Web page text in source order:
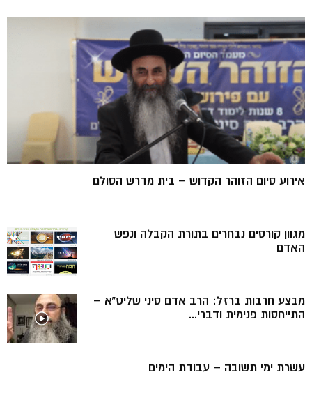
אירוע סיום הזוהר הקדוש – בית מדרש הסולם
מגוון קורסים נבחרים בתורת הקבלה ונפש
האדם
מבצע חרבות ברזל: הרב אדם סיני שליט”א –
התייחסות פנימית ודברי...
עשרת ימי תשובה – עבודת הימים